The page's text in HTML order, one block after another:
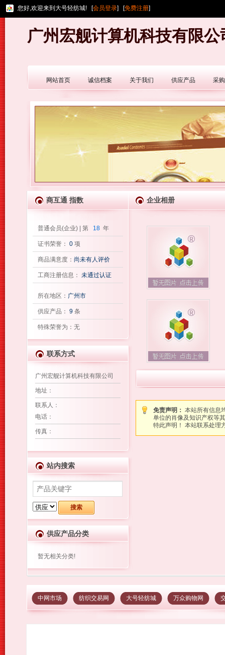
您好,欢迎来到大号轻纺城! [会员登录] [免费注册]
广州宏舰计算机科技有限公
网站首页 诚信档案 关于我们 供应产品 采
商互通 指数 企业相册
普通会员(企业) | 第 18 年
证书荣誉： 0 项
商品满意度： 尚未有人评价
工商注册信息： 未通过认证
所在地区： 广州市
供应产品： 9 条
特殊荣誉为：无
联系方式
广州宏舰计算机科技有限公司
地址 ：
联系人 ：
电话 ：
传真 ：
站内搜索
供应产品分类
暂无相关分类!
免责声明： 本站所有信息
单位的肖像及知识产权等
特此声明！ 本站联系处理
中网市场 纺织交易网 大号轻纺城 万众购物网